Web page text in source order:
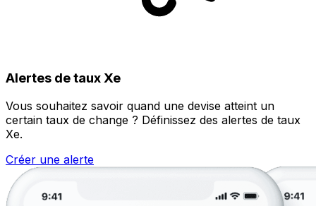
Alertes de taux Xe
Vous souhaitez savoir quand une devise atteint un
certain taux de change ? Définissez des alertes de taux
Xe.
Créer une alerte